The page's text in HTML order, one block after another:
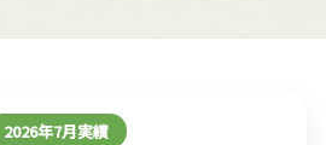
2026年7月実績